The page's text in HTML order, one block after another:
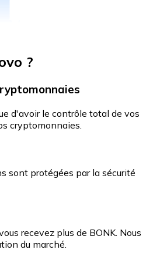
?
d'avoir le contrôle total de vos
cryptomonnaies.
sont protégées par la sécurité
recevez plus de BONK. Nous
du marché.